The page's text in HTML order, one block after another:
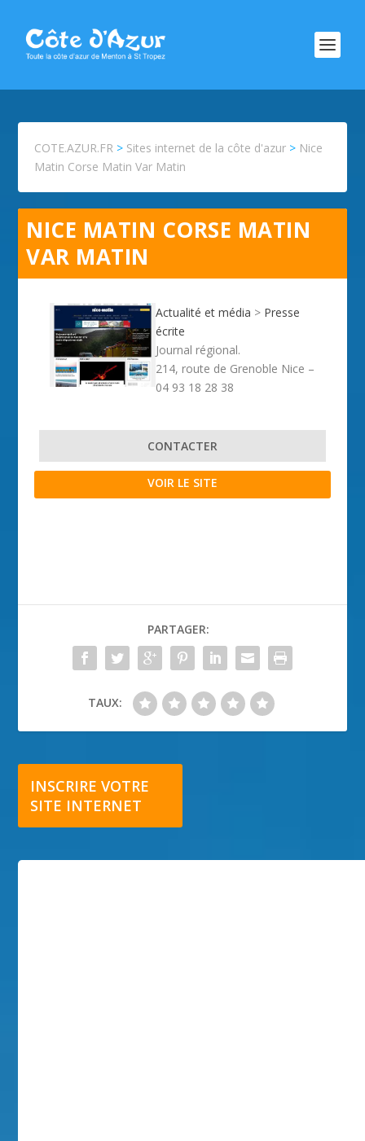
COTE.AZUR.FR > Sites internet de la côte d'azur > Nice
Matin Corse Matin Var Matin
NICE MATIN CORSE MATIN
VAR MATIN
Actualité et média > Presse
écrite
Journal régional.
214, route de Grenoble Nice –
04 93 18 28 38
CONTACTER
VOIR LE SITE
PARTAGER:
TAUX:
INSCRIRE VOTRE
SITE INTERNET